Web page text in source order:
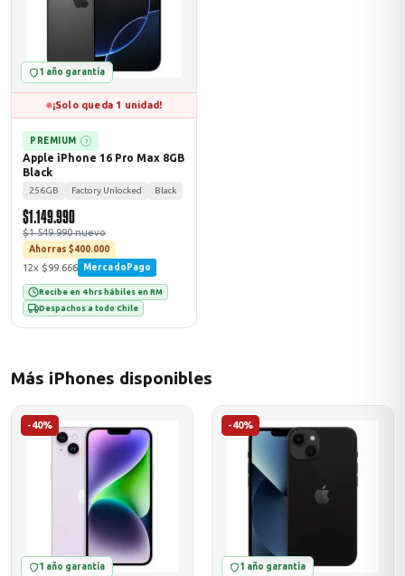
1 año garantía
¡Solo queda 1 unidad!
PREMIUM ?
Apple iPhone 16 Pro Max 8GB
Black
256GB Factory Unlocked Black
$1.149.990
$1.549.990 nuevo
Ahorras $400.000
12x $99.666 MercadoPago
Recibe en 4 hrs hábiles en RM
Despachos a todo Chile
Más iPhones disponibles
-40%
1 año garantía
-40%
1 año garantía